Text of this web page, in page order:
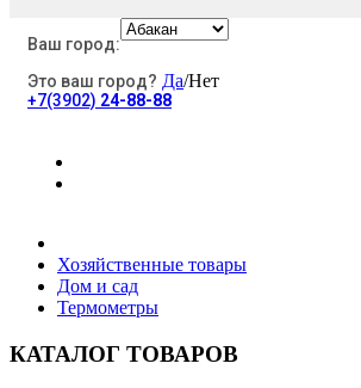
Электротовары
Ваш город:
Это ваш город? Да/Нет
+7(3902) 24-88-88
Хозяйственные товары
Дом и сад
Термометры
КАТАЛОГ ТОВАРОВ